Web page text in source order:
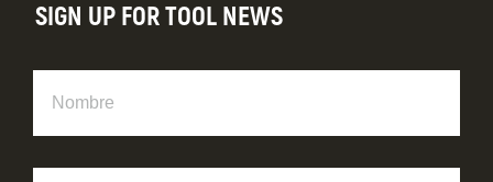
SIGN UP FOR TOOL NEWS